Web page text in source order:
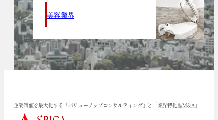
美容業界
企業価値を最大化する「バリューアップコンサルティング」と「業界特化型M&A」